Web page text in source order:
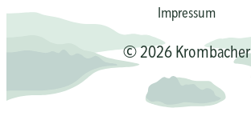
Impressum
© 2026 Krombacher